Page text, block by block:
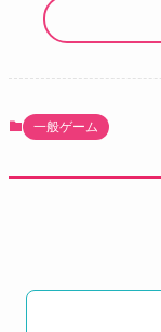
一般ゲーム